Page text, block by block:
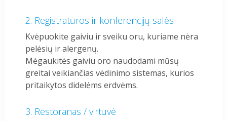
Registratūros ir konferencijų salės
Kvėpuokite gaiviu ir sveiku oru, kuriame nėra
pelėsių ir alergenų.
Mėgaukitės gaiviu oro naudodami mūsų
greitai veikiančias vėdinimo sistemas, kurios
pritaikytos didelėms erdvėms.
Restoranas / virtuvė